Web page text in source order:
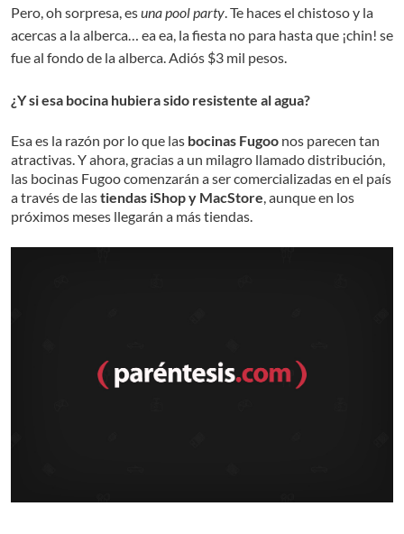
Pero, oh sorpresa, esuna pool party. Te haces el chistoso y la
acercas a la alberca… ea ea, la fiesta no para hasta que ¡chin! se
fue al fondo de la alberca. Adiós $3 mil pesos.
¿Y si esa bocina hubiera sido resistente al agua?
Esa es la razón por lo que las bocinas Fugoo nos parecen tan
atractivas. Y ahora, gracias a un milagro llamado distribución,
las bocinas Fugoo comenzarán a ser comercializadas en el país
a través de lastiendas iShop y MacStore, aunque en los
próximos meses llegarán a más tiendas.